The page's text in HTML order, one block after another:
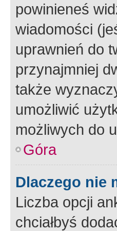
powinieneś
wiadomości
uprawnień do
przynajmniej
także
umożliwić
możliwych do
Góra
Dlaczego nie
Liczba opcji
chciałbyś